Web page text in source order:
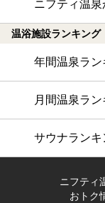
ニフティ温
温浴施設ランキング
年間温泉ラン
月間温泉ラ
サウナランキ
ニフティ
おトク